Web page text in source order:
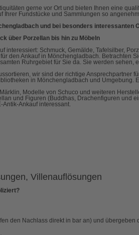
gerne vor Ort und bieten Ihnen eine
Fundstücke und Sammlungen so
und bei besonders interessanten
über Porzellan bis hin zu Möbeln
interessiert: Schmuck, Gemälde, Tafelsilber,
den Ankauf in Mönchengladbach.
Ruhrgebiet für Sie da. Sie werden sehen,
wir sind der richtige
in Mönchengladbach und
Modelle von Schuco und weiteren
und Figuren (Buddhas, Drachenfiguren
Antik-Ankauf interessant.
Villenauflösungen
den Nachlass direkt in bar an) und übergeben